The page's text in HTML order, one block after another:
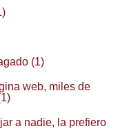
(1)
web, miles de
a nadie, la prefiero